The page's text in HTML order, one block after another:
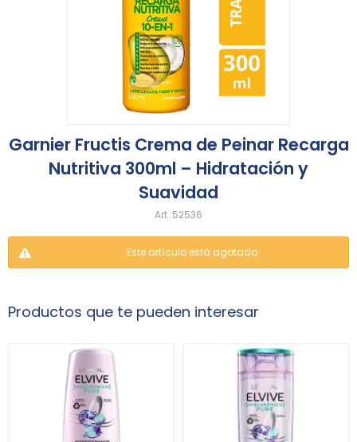
Garnier Fructis Crema de Peinar Recarga
Nutritiva 300ml – Hidratación y
Suavidad
52536
Este artículo está agotado.
Productos que te pueden interesar